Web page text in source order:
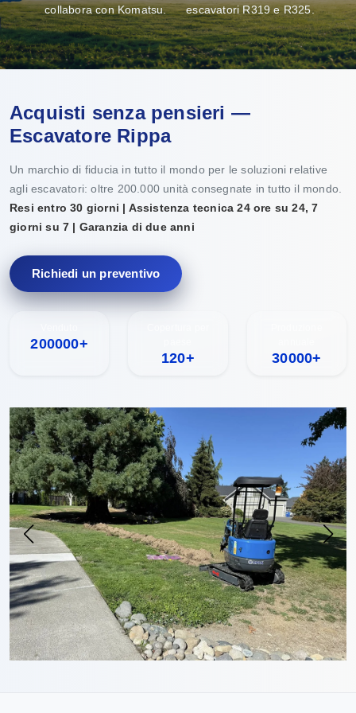
collabora con Komatsu.
escavatori R319 e R325.
Acquisti senza pensieri —
Escavatore Rippa
Un marchio di fiducia in tutto il mondo per le soluzioni relative
agli escavatori: oltre 200.000 unità consegnate in tutto il mondo.
Resi entro 30 giorni | Assistenza tecnica 24 ore su 24, 7
giorni su 7 | Garanzia di due anni
Richiedi un preventivo
200000+
120+ 30000+